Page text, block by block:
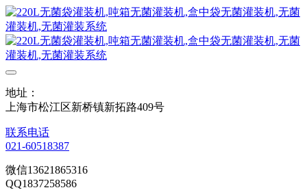
地址：
上海市松江区新桥镇新拓路409号
联系电话
021-60518387
微信13621865316
QQ1837258586